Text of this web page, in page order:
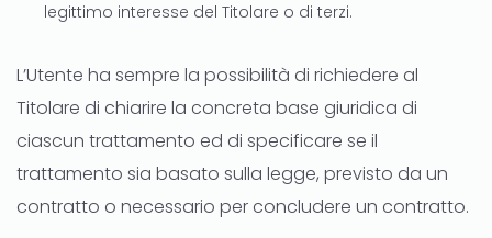
legittimo interesse del Titolare o di terzi.
L’Utente ha sempre la possibilità di richiedere al
Titolare di chiarire la concreta base giuridica di
ciascun trattamento ed di specificare se il
trattamento sia basato sulla legge, previsto da un
contratto o necessario per concludere un contratto.